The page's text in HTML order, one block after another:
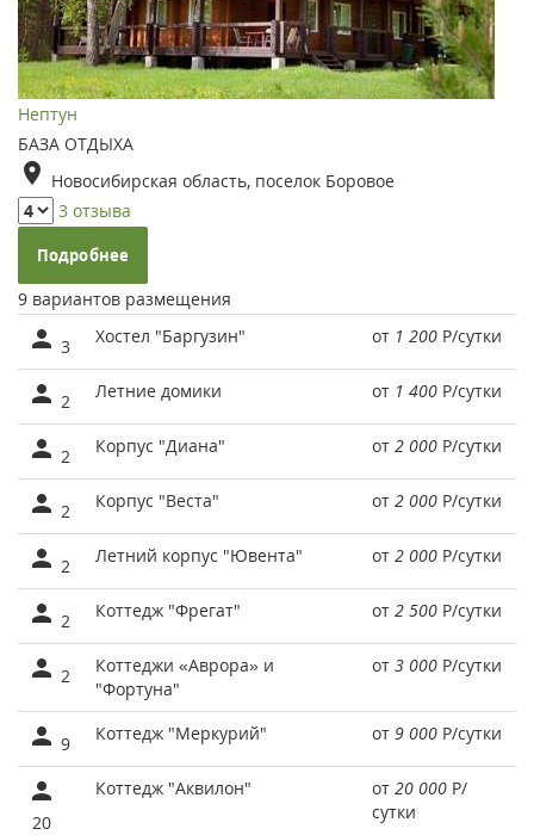
Нептун
БАЗА ОТДЫХА
Новосибирская область, поселок Боровое
3 отзыва
Подробнее
9 вариантов размещения
3 Хостел "Баргузин" от 1 200 Р/сутки
2 Летние домики от 1 400 Р/сутки
2 Корпус "Диана" от 2 000 Р/сутки
2 Корпус "Веста" от 2 000 Р/сутки
2 Летний корпус "Ювента" от 2 000 Р/сутки
2 Коттедж "Фрегат" от 2 500 Р/сутки
2
Коттеджи «Аврора» и
"Фортуна"
от 3 000 Р/сутки
9 Коттедж "Меркурий" от 9 000 Р/сутки
20
Коттедж "Аквилон" от 20 000 Р/
сутки